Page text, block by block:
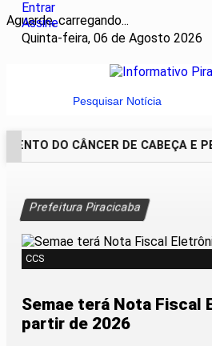
Aguarde, carregando...
Entrar
Assine
Quinta-feira, 06 de Agosto 2026
Pesquisar Notícia
DO CÂNCER DE CABEÇA E
Prefeitura Piracicaba
CCS
Semae terá Nota Fiscal
partir de 2026